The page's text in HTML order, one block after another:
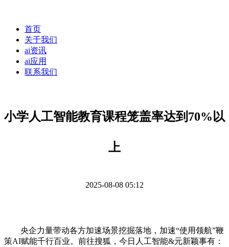
首页
关于我们
ai资讯
ai应用
联系我们
小学人工智能教育课程笼盖率达到70%以
上
2025-08-08 05:12
央企力量带动各方加速场景挖掘落地，加速“使用领航”鞭
策AI赋能千行百业。前往搜狐，今日人工智能&元新颖事有：